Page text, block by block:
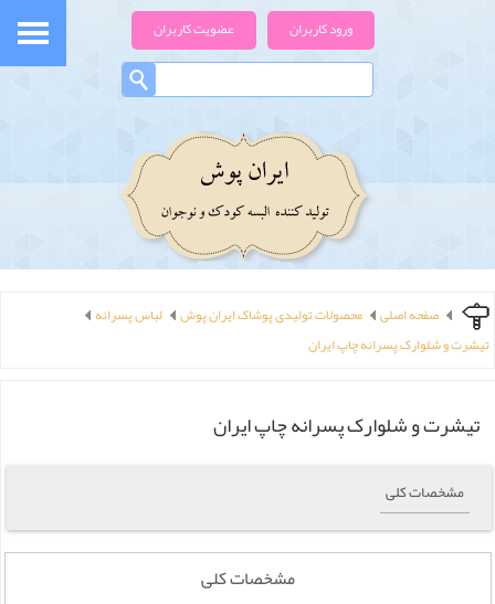
ورود کاربران عضویت کاربران
صفحه اصلی محصولات تولیدی پوشاک ایران پوش
لباس پسرانه
تیشرت و شلوارک پسرانه چاپ ایران
تیشرت و شلوارک پسرانه چاپ ایران
مشخصات کلی
مشخصات کلی